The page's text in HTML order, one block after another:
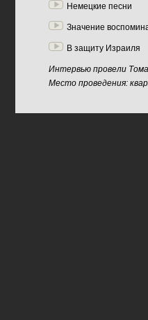
Немецкие песни
Значение
В защиту Израиля
Интервью провели
Место проведения: